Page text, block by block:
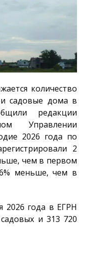
количество
садовые дома в
редакции
Управлении
2026 года по
2
чем в первом
меньше, чем в
2026 года в ЕГРН
и 313 720